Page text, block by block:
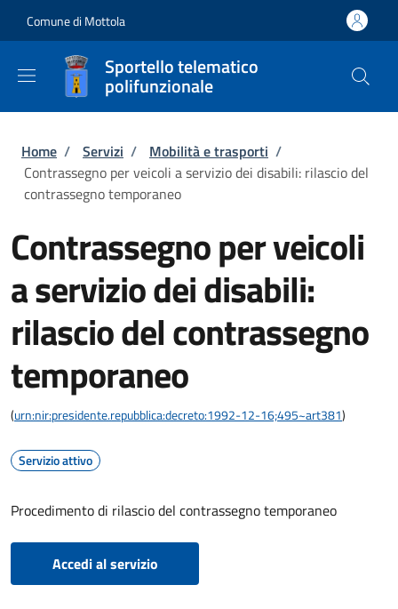
Comune di Mottola
Sportello telematico
polifunzionale
Briciole di pane
Home / Servizi / Mobilità e trasporti /
Contrassegno per veicoli a servizio dei disabili: rilascio del
contrassegno temporaneo
Contrassegno per veicoli
a servizio dei disabili:
rilascio del contrassegno
temporaneo
(urn:nir:presidente.repubblica:decreto:1992-12-16;495~art381)
Servizio attivo
Procedimento di rilascio del contrassegno temporaneo
Accedi al servizio